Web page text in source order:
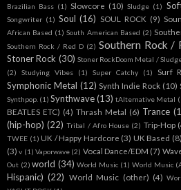
Brazilian Bass (1) Slowcore (10) Sludge (1)
Songwriter (1) Soul (16) SOUL ROCK (9)
African Based (1) South American Based (2)
Southern Rock / Red D (2) Southern Rock /
Stoner Rock (30) Stoner RockDoom Metal /
(2)
Studying Vibes (1) Super Catchy (1) Surf
Symphonic Metal (12) Synth Indie Rock (10)
Synthpop. (1) Synthwave (13) tAlternative Metal
BEATLES ETC) (4) Thrash Metal (6) Trance
(hip-hop) (22) Tribal / Afro House (2) Trip-Hop
TWEE (1) UK / Happy Hardcore (3) UK Based (8)
(3) v (1) Vaporwave (2) Vocal Dance/EDM (7)
Out (2) world (34) World Music (1) World Music
Hispanic) (22) World Music (other) (4)